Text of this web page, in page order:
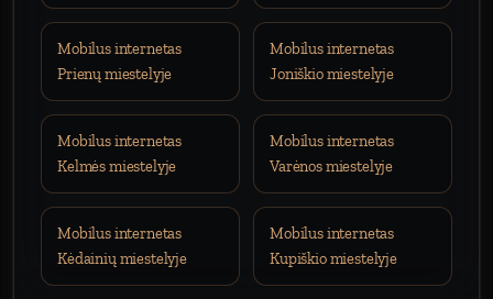
Mobilus internetas
Prienų miestelyje
Mobilus internetas
Joniškio miestelyje
Mobilus internetas
Kelmės miestelyje
Mobilus internetas
Varėnos miestelyje
Mobilus internetas
Kėdainių miestelyje
Mobilus internetas
Kupiškio miestelyje